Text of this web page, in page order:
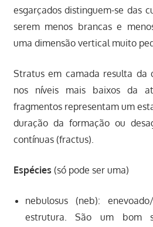
esgarçados distinguem-se das
serem menos brancas e
uma dimensão vertical muito
Stratus em camada resulta da
nos níveis mais baixos da
fragmentos representam um
duração da formação ou
contínuas (fractus).
Espécies (só pode ser uma)
nebulosus (neb):
estrutura. São um bom